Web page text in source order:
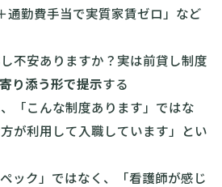
通勤費手当で実質家賃ゼロ」など
不安ありますか？実は前貸し制度
り添う形で提示する
「こんな制度あります」ではな
が利用して入職しています」とい
ック」ではなく、「看護師が感じ